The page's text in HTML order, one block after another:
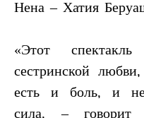
Нена – Хатия
«Этот
сестринской
есть и боль, и
сила, – говорит